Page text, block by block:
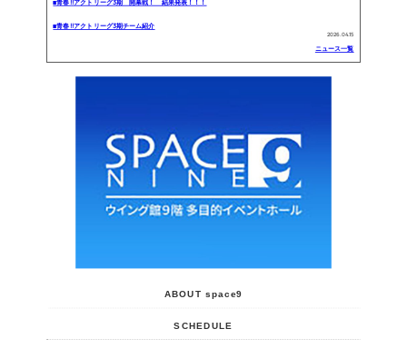
■青春!!アクトリーグ3期 開幕戦！ 結果発表！！！
■青春!!アクトリーグ3期チーム紹介
2026.04.15
ニュース一覧
ABOUT space9
SCHEDULE